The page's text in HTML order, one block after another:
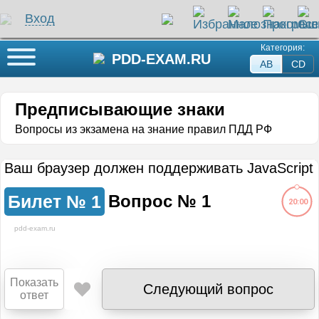
Вход
Кнопка меню PDD-EXAM.RU
Категория:
AB СD
Предписывающие знаки
Вопросы из экзамена на знание правил ПДД РФ
Ваш браузер должен поддерживать JavaScript
Билет № 1 Вопрос № 1 20:00
загружается...
pdd-exam.ru
Показать
ответ
Следующий вопрос